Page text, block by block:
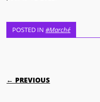
POSTED IN#Marché
POST
← PREVIOUS